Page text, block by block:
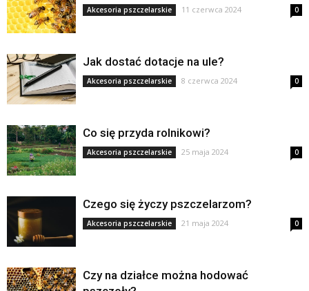
Akcesoria pszczelarskie 11 czerwca 2024 0
Jak dostać dotacje na ule?
Akcesoria pszczelarskie 8 czerwca 2024 0
Co się przyda rolnikowi?
Akcesoria pszczelarskie 25 maja 2024 0
Czego się życzy pszczelarzom?
Akcesoria pszczelarskie 21 maja 2024 0
Czy na działce można hodować